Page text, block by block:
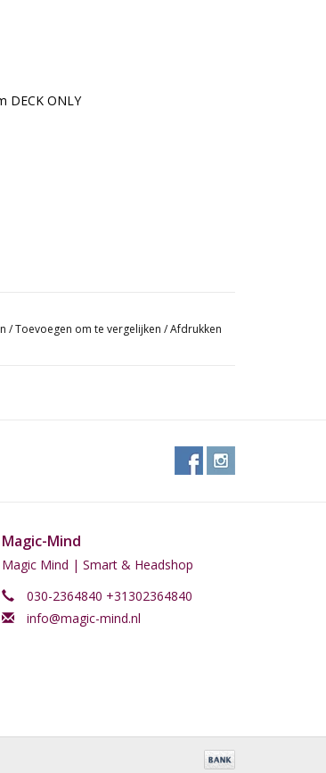
DECK ONLY
/Toevoegen om te vergelijken /Afdrukken
Magic-Mind
Magic Mind | Smart & Headshop
030-2364840 +31302364840
info@magic-mind.nl